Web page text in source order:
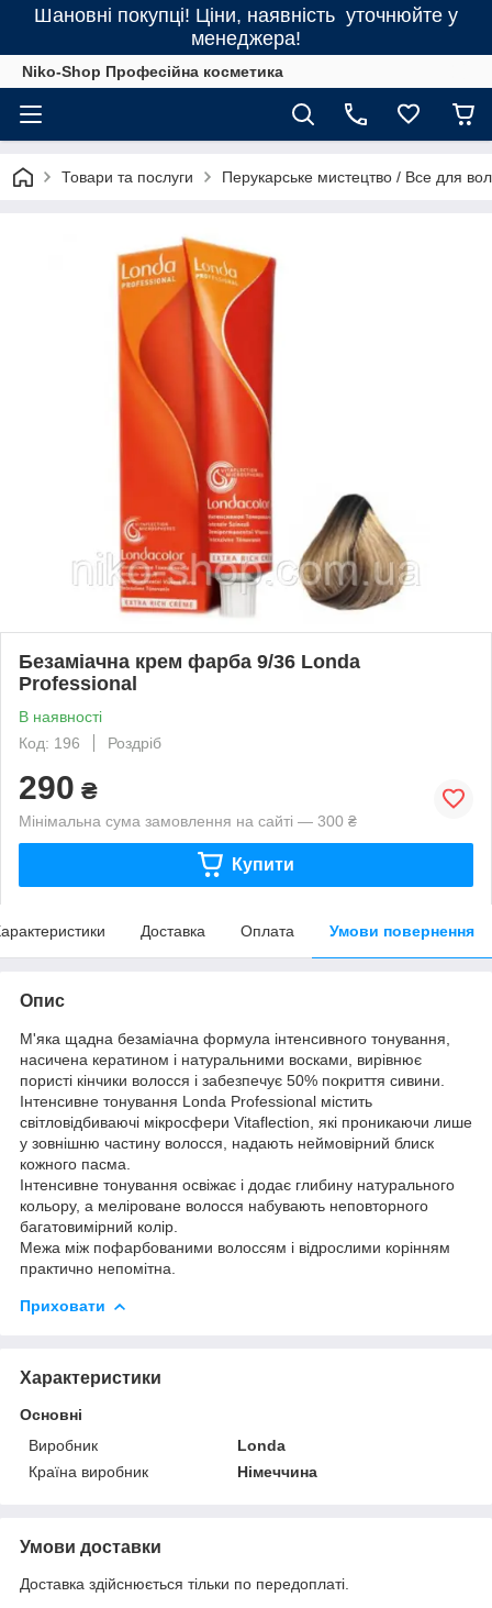
Шановні покупці! Ціни, наявність уточнюйте у
менеджера!
Niko-Shop Професійна косметика
Товари та послуги Перукарське мистецтво / Все для
Безаміачна крем фарба 9/36 Londa
Professional
В наявності
Код: 196
Роздріб
290 ₴
Мінімальна сума замовлення на сайті — 300 ₴
Купити
Доставка Оплата Умови повернення
Опис
М'яка щадна безаміачна формула інтенсивного тонування,
насичена кератином і натуральними восками, вирівнює
пористі кінчики волосся і забезпечує 50% покриття сивини.
Інтенсивне тонування Londa Professional містить
світловідбиваючі мікросфери Vitaflection, які проникаючи лише
у зовнішню частину волосся, надають неймовірний блиск
кожного пасма.
Інтенсивне тонування освіжає і додає глибину натурального
кольору, а меліроване волосся набувають неповторного
багатовимірний колір.
Межа між пофарбованими волоссям і відрослими корінням
практично непомітна.
Приховати
Характеристики
Основні
Виробник
Londa
Країна виробник
Німеччина
Умови доставки
Доставка здійснюється тільки по передоплаті.